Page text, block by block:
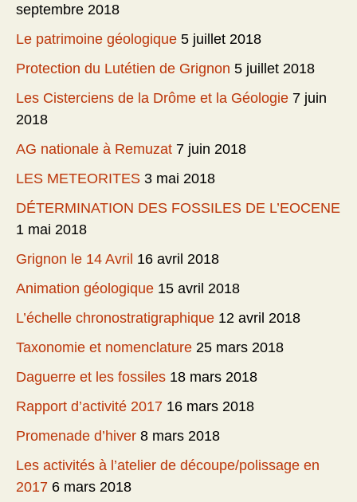
septembre 2018
Le patrimoine géologique 5 juillet 2018
Protection du Lutétien de Grignon 5 juillet 2018
Les Cisterciens de la Drôme et la Géologie 7 juin
2018
AG nationale à Remuzat 7 juin 2018
LES METEORITES 3 mai 2018
DÉTERMINATION DES FOSSILES DE L’EOCENE
1 mai 2018
Grignon le 14 Avril 16 avril 2018
Animation géologique 15 avril 2018
L’échelle chronostratigraphique 12 avril 2018
Taxonomie et nomenclature 25 mars 2018
Daguerre et les fossiles 18 mars 2018
Rapport d’activité 2017 16 mars 2018
Promenade d’hiver 8 mars 2018
Les activités à l’atelier de découpe/polissage en
2017 6 mars 2018